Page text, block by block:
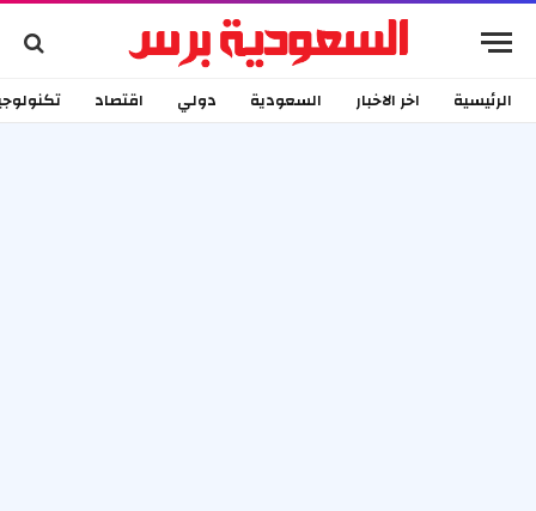
الرئيسية اخر الاخبار السعودية دولي اقتصاد